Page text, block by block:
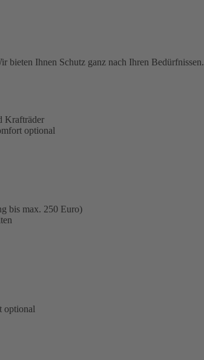
bieten Ihnen Schutz ganz nach Ihren Bedürfnissen.
Krafträder
optional
bis max. 250 Euro)
optional